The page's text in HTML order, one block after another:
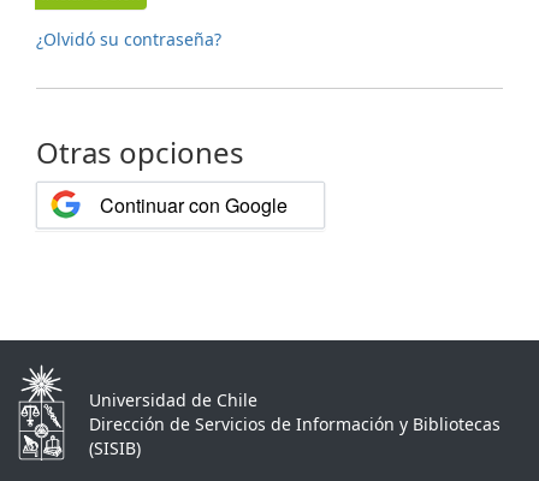
¿Olvidó su contraseña?
Otras opciones
Continuar con Google
Universidad de Chile
Dirección de Servicios de Información y Bibliotecas
(SISIB)